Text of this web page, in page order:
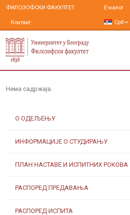
ФИЛОЗОФСКИ ФАКУЛТЕТ
Контакт
Е-налог
Срб
О ОДЕЉЕЊУ
ИНФОРМАЦИЈЕ О СТУДИРАЊУ
ПЛАН НАСТАВЕ И ИСПИТНИХ РОКОВА
РАСПОРЕД ПРЕДАВАЊА
РАСПОРЕД ИСПИТА
Нема садржаја.